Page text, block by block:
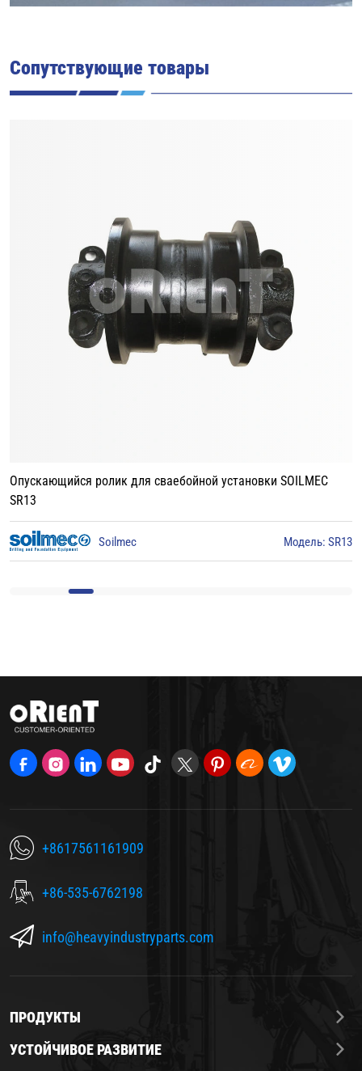
Сопутствующие товары
Опускающийся ролик для сваебойной установки BAUER BG15
BAUER Модель: BG15
+8617561161909
+86-535-6762198
info@heavyindustryparts.com
ПРОДУКТЫ
УСТОЙЧИВОЕ РАЗВИТИЕ